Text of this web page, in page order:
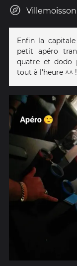
Enfin la
petit apéro
quatre et dodo
tout à l'heure ^^